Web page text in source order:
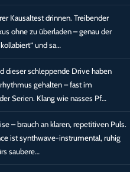
Kausaltest drinnen. Treibender
ohne zu überladen – genau der
und sa…
dieser schleppende Drive haben
gehalten – fast im
Serien. Klang wie nasses Pf…
– brauch an klaren, repetitiven Puls.
ist synthwave-instrumental, ruhig
saubere…